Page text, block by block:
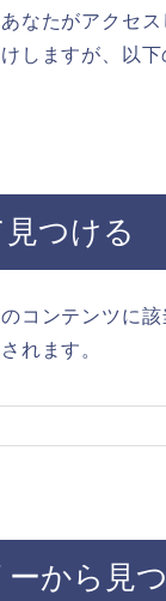
なたがアクセ
しますが、以
つける
コンテンツに
れます。
ーから見